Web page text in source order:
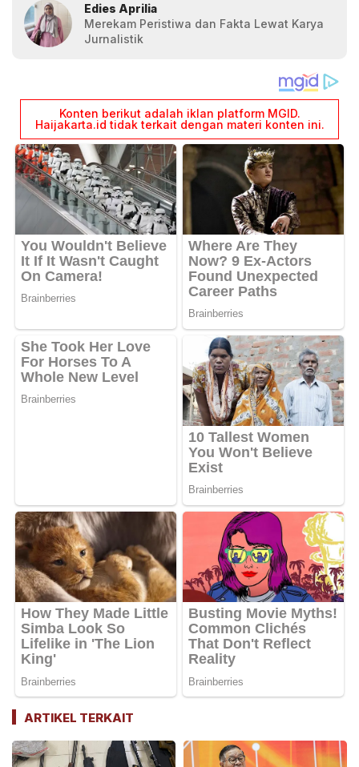
Edies Aprilia
Merekam Peristiwa dan Fakta Lewat Karya
Jurnalistik
ARTIKEL TERKAIT